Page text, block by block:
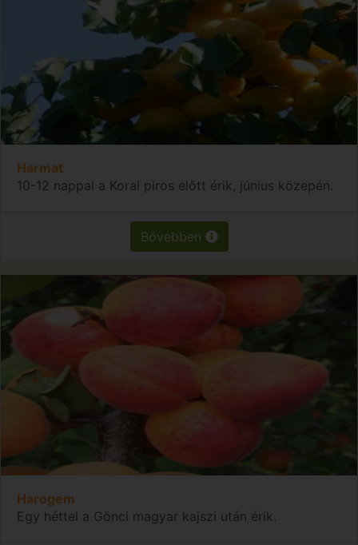
Harmat
10-12 nappal a Korai piros előtt érik, június közepén.
Bővebben
Harogem
Egy héttel a Gönci magyar kajszi után érik.